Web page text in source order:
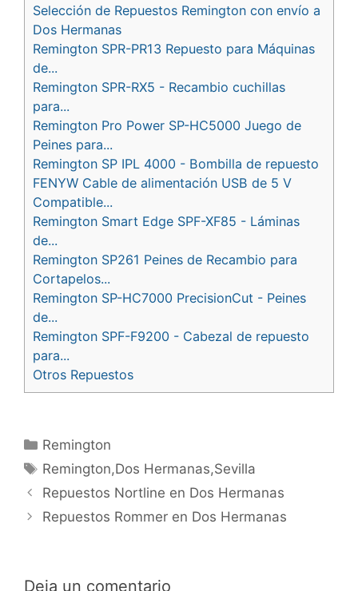
Selección de Repuestos Remington con envío a
Dos Hermanas
Remington SPR-PR13 Repuesto para Máquinas
de...
Remington SPR-RX5 - Recambio cuchillas
para...
Remington Pro Power SP-HC5000 Juego de
Peines para...
Remington SP IPL 4000 - Bombilla de repuesto
FENYW Cable de alimentación USB de 5 V
Compatible...
Remington Smart Edge SPF-XF85 - Láminas
de...
Remington SP261 Peines de Recambio para
Cortapelos...
Remington SP-HC7000 PrecisionCut - Peines
de...
Remington SPF-F9200 - Cabezal de repuesto
para...
Otros Repuestos
Categorías
Remington
Etiquetas
Remington,Dos Hermanas,Sevilla
Navegación
de
entradas
Repuestos Nortline en Dos Hermanas
Repuestos Rommer en Dos Hermanas
Deja un comentario